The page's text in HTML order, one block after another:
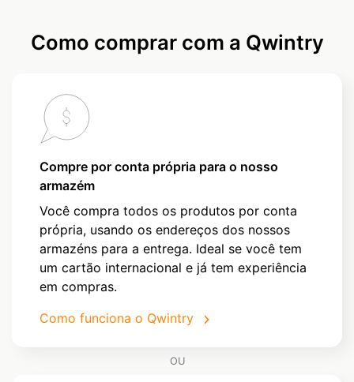
Como comprar com a Qwintry
Compre por conta própria para o nosso
armazém
Você compra todos os produtos por conta
própria, usando os endereços dos nossos
armazéns para a entrega. Ideal se você tem
um cartão internacional e já tem experiência
em compras.
Como funciona o Qwintry
OU